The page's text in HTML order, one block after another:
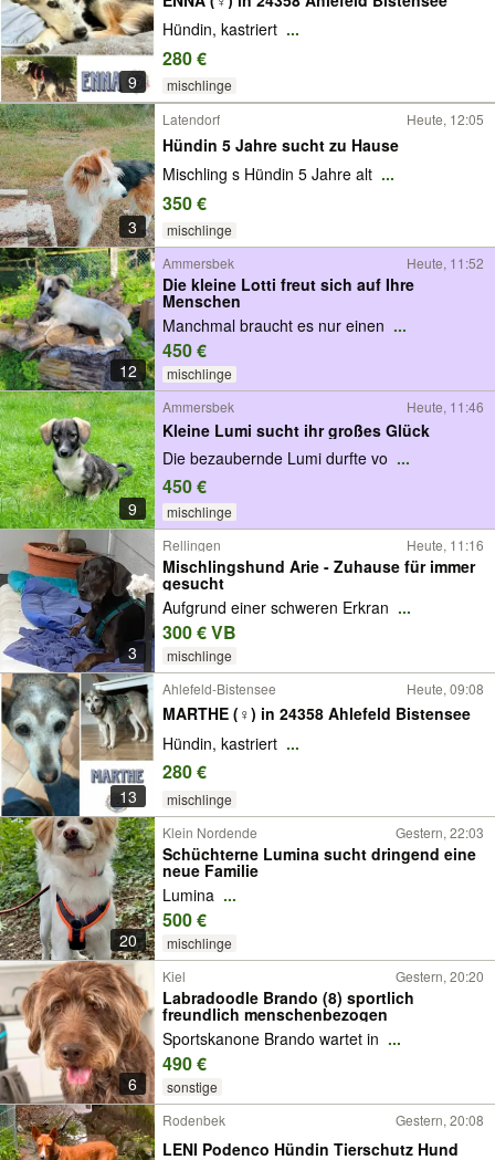
9
Hündin, kastriert ...
280 €
mischlinge
3
Latendorf Heute, 12:05
Hündin 5 Jahre sucht zu Hause
Mischling s Hündin 5 Jahre alt ...
350 €
mischlinge
12
Ammersbek Heute, 11:52
Die kleine Lotti freut sich auf Ihre
Menschen
Manchmal braucht es nur einen ...
450 €
mischlinge
9
Ammersbek Heute, 11:46
Kleine Lumi sucht ihr großes Glück
Die bezaubernde Lumi durfte vo ...
450 €
mischlinge
3
Rellingen Heute, 11:16
Mischlingshund Arie - Zuhause für immer
gesucht
Aufgrund einer schweren Erkran ...
300 € VB
mischlinge
13
Ahlefeld-Bistensee Heute, 09:08
MARTHE (♀) in 24358 Ahlefeld Bistensee
Hündin, kastriert ...
280 €
mischlinge
20
Klein Nordende Gestern, 22:03
Schüchterne Lumina sucht dringend eine
neue Familie
Lumina ...
500 €
mischlinge
6
Kiel Gestern, 20:20
Labradoodle Brando (8) sportlich
freundlich menschenbezogen
Sportskanone Brando wartet in ...
490 €
sonstige
Rodenbek
Gestern, 20:08
LENI Podenco Hündin Tierschutz Hund